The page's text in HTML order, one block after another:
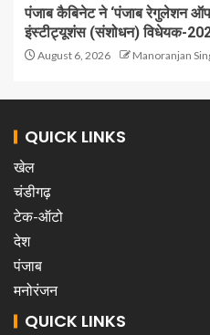
पंजाब कैबिनेट ने ‘पंजाब
इंस्टीट्यूशंस (संशोधन) विधेयक-
August 6, 2026 Manoranjan
QUICK LINKS
खेल
चंडीगढ़
टेक-ऑटो
देश
पंजाब
मनोरंजन
QUICK LINKS